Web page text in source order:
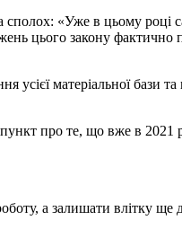
«Уже в цьому році
цього закону
усієї матеріальної бази
про те, що вже в 2021
а залишати влітку ще